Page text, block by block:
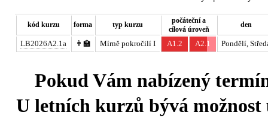
kód kurzu forma typ kurzu
počáteční a
cílová úroveň
den
LB2026A2.1a 👨‍🏫 Mírně pokročilí I A1.2 A2.1 Pondělí,
Pokud Vám nabízený
U letních kurzů bývá